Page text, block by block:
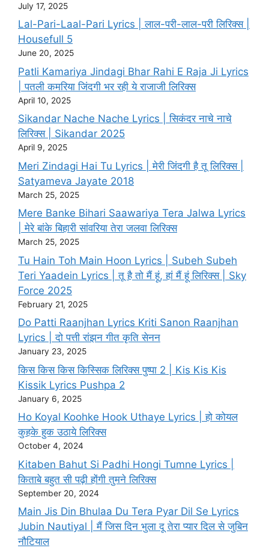
July 17, 2025
Lal-Pari-Laal-Pari Lyrics | लाल-परी-लाल-परी लिरिक्स |
Housefull 5
June 20, 2025
Patli Kamariya Jindagi Bhar Rahi E Raja Ji Lyrics
| पतली कमरिया जिंदगी भर रही ये राजाजी लिरिक्स
April 10, 2025
Sikandar Nache Nache Lyrics | सिकंदर नाचे नाचे
लिरिक्स | Sikandar 2025
April 9, 2025
Meri Zindagi Hai Tu Lyrics | मेरी जिंदगी है तू लिरिक्स |
Satyameva Jayate 2018
March 25, 2025
Mere Banke Bihari Saawariya Tera Jalwa Lyrics
| मेरे बांके बिहारी सांवरिया तेरा जलवा लिरिक्स
March 25, 2025
Tu Hain Toh Main Hoon Lyrics | Subeh Subeh
Teri Yaadein Lyrics | तू है तो मैं हूं, हां मैं हूं लिरिक्स | Sky
Force 2025
February 21, 2025
Do Patti Raanjhan Lyrics Kriti Sanon Raanjhan
Lyrics | दो पत्ती रांझन गीत कृति सेनन
January 23, 2025
किस किस किस किस्सिक लिरिक्स पुष्पा 2 | Kis Kis Kis
Kissik Lyrics Pushpa 2
January 6, 2025
Ho Koyal Koohke Hook Uthaye Lyrics | हो कोयल
कुहके हुक उठाये लिरिक्स
October 4, 2024
Kitaben Bahut Si Padhi Hongi Tumne Lyrics |
किताबे बहुत सी पढ़ी होंगी तुमने लिरिक्स
September 20, 2024
Main Jis Din Bhulaa Du Tera Pyar Dil Se Lyrics
Jubin Nautiyal | मैं जिस दिन भुला दू तेरा प्यार दिल से जुबिन
नौटियाल